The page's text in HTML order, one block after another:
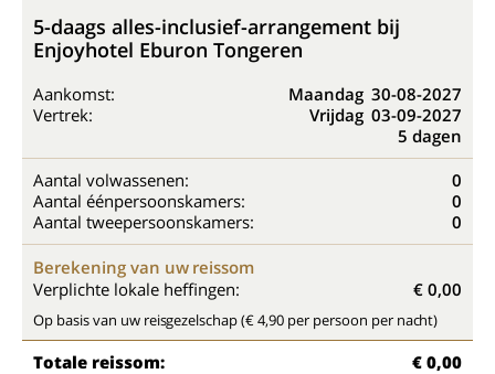
5-daags alles-inclusief-arrangement bij
Enjoyhotel Eburon Tongeren
Aankomst: Maandag 30-08-2027
Vertrek:
Vrijdag 03-09-2027
5 dagen
Aantal volwassenen:
0
Aantal éénpersoonskamers:
0
Aantal tweepersoonskamers:
0
Berekening van uw reissom
Verplichte lokale heffingen:
€ 0,00
Op basis van uw reisgezelschap (€ 4,90 per persoon per nacht)
Totale reissom: € 0,00